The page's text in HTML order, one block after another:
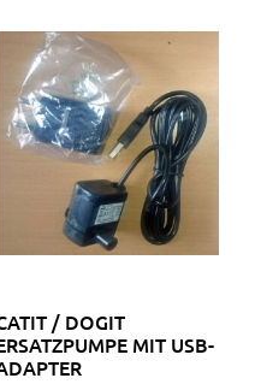
/ DOGIT
MIT USB-